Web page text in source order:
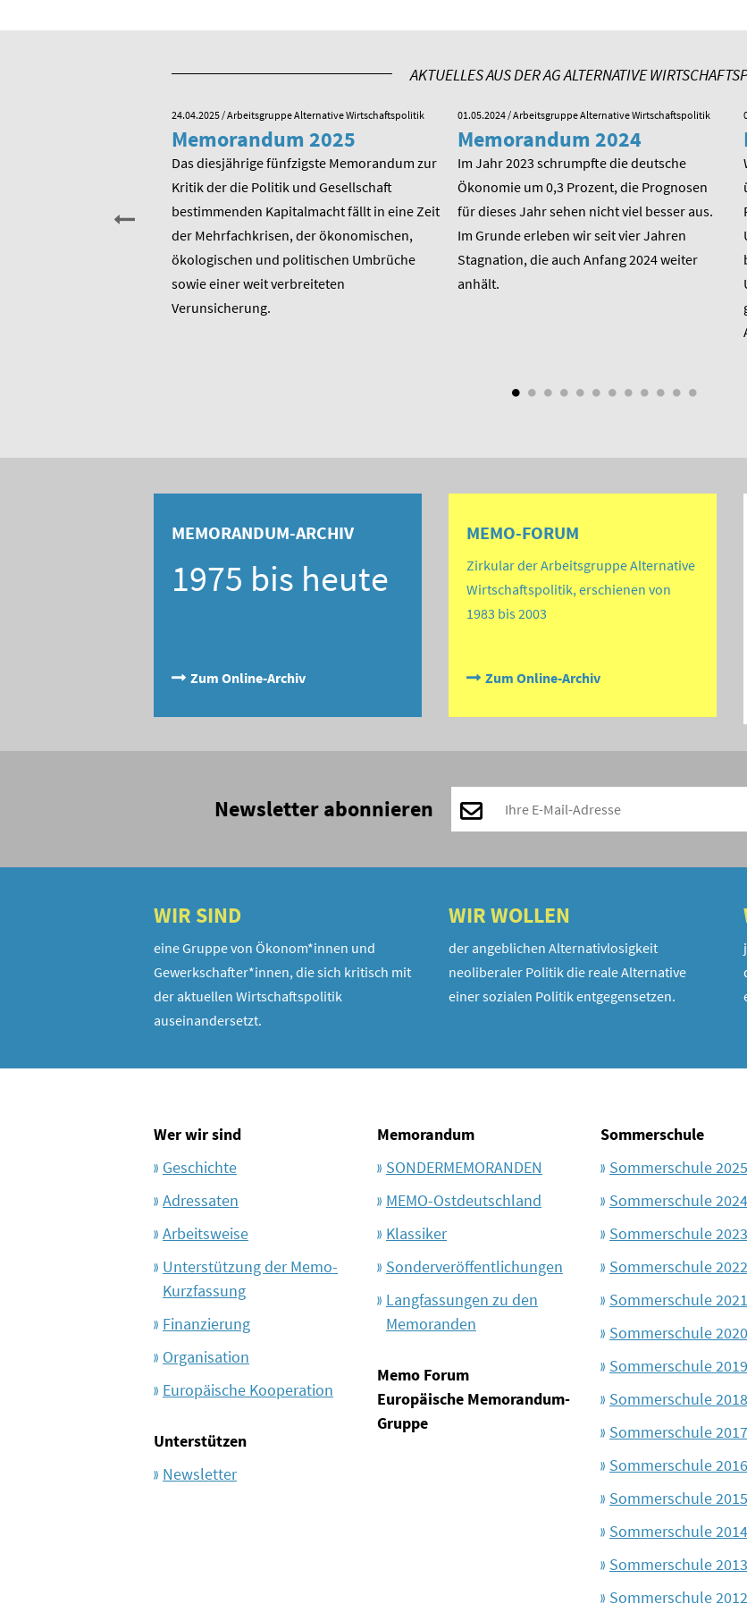
AKTUELLES AUS DER AG ALTERNATIVE
24.04.2025/ Arbeitsgruppe Alternative Wirtschaftspolitik
Memorandum 2025
Das diesjährige fünfzigste Memorandum zur
Kritik der die Politik und Gesellschaft
bestimmenden Kapitalmacht fällt in eine Zeit
der Mehrfachkrisen, der ökonomischen,
ökologischen und politischen Umbrüche
sowie einer weit verbreiteten
Verunsicherung.
01.05.2024/ Arbeitsgruppe Alternative Wirtschaftspolitik
Memorandum 2024
Im Jahr 2023 schrumpfte die deutsche
Ökonomie um 0,3 Prozent, die Prognosen
für dieses Jahr sehen nicht viel besser aus.
Im Grunde erleben wir seit vier Jahren
Stagnation, die auch Anfang 2024 weiter
anhält.
MEMORANDUM-ARCHIV
1975 bis heute
Zum Online-Archiv
MEMO-FORUM
Zirkular der Arbeitsgruppe Alternative
Wirtschaftspolitik, erschienen von
1983 bis 2003
Zum Online-Archiv
Newsletter abonnieren
WIR SIND
eine Gruppe von Ökonom*innen und
Gewerkschafter*innen, die sich kritisch mit
der aktuellen Wirtschaftspolitik
auseinandersetzt.
WIR WOLLEN
der angeblichen Alternativlosigkeit
neoliberaler Politik die reale Alternative
einer sozialen Politik entgegensetzen.
Wer wir sind
Geschichte
Adressaten
Arbeitsweise
Unterstützung der Memo-
Kurzfassung
Finanzierung
Organisation
Europäische Kooperation
Unterstützen
Newsletter
Memorandum
SONDERMEMORANDEN
MEMO-Ostdeutschland
Klassiker
Sonderveröffentlichungen
Langfassungen zu den
Memoranden
Memo Forum
Europäische Memorandum-
Gruppe
Sommerschule
Sommerschule 2025
Sommerschule 2024
Sommerschule 2023
Sommerschule 2022
Sommerschule 2021
Sommerschule 2020
Sommerschule 2019
Sommerschule 2018
Sommerschule 2017
Sommerschule 2016
Sommerschule 2015
Sommerschule 2014
Sommerschule 2013
Sommerschule 2012